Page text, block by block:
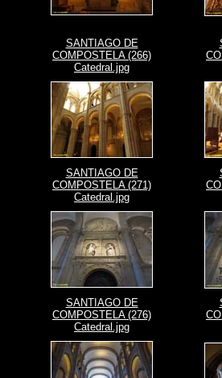
SANTIAGO DE
COMPOSTELA (266)
Catedral.jpg
SANTIAGO DE
COMPOSTELA (271)
Catedral.jpg
SANTIAGO DE
COMPOSTELA (276)
Catedral.jpg